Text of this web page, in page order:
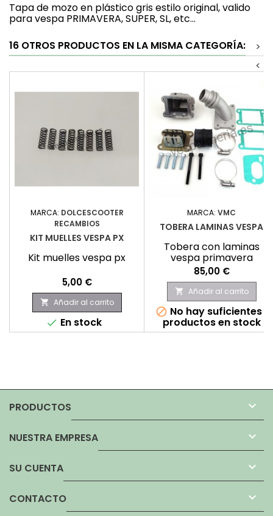
Tapa de mozo en plástico gris estilo original, valido
para vespa PRIMAVERA, SUPER, SL, etc...
16 OTROS PRODUCTOS EN LA MISMA CATEGORÍA:
>
<
MARCA: DOLCESCOOTER
RECAMBIOS
KIT MUELLES VESPA PX
Kit muelles vespa px
Precio
5,00 €
 Añadir al carrito
 En stock
MARCA: VMC
TOBERA LAMINAS VESPA
Tobera con laminas
vespa primavera
Precio
85,00 €
 Añadir al carrito
 No hay suficientes
productos en stock
PRODUCTOS 
NUESTRA EMPRESA 
SU CUENTA 
CONTACTO 